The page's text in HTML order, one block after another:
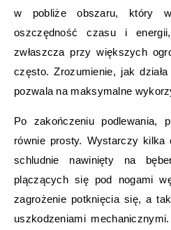
w pobliże obszaru, który
oszczędność czasu i
zwłaszcza przy większych
często. Zrozumienie, jak
pozwala na maksymalne
Po zakończeniu podlewania,
równie prosty. Wystarczy
schludnie nawinięty na
plączących się pod nogami
zagrożenie potknięcia się, a
uszkodzeniami